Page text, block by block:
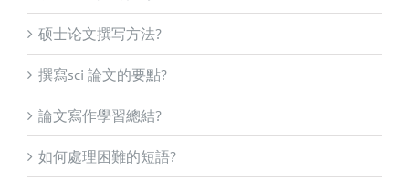
硕士论文撰写方法?
撰寫sci 論文的要點?
論文寫作學習總結?
如何處理困難的短語?